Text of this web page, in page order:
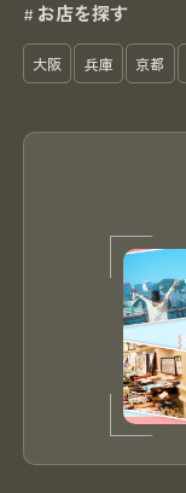
# お店を探す
大阪 兵庫 京都